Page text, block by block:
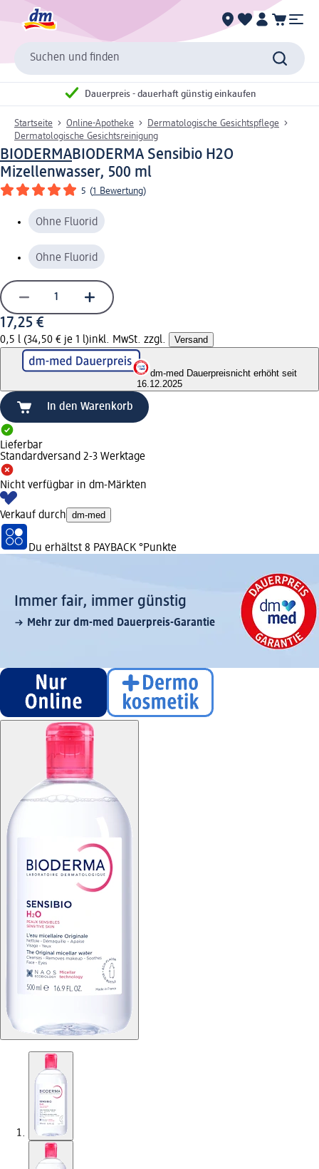
Suchen und finden
Dauerpreis - dauerhaft günstig einkaufen
Startseite Online-Apotheke
Dermatologische Gesichtspflege
Dermatologische Gesichtsreinigung
BIODERMABIODERMA Sensibio H2O
Mizellenwasser, 500 ml
5 (1 Bewertung)
Ohne Fluorid
Ohne Fluorid
17,25 €
0,5 l (34,50 € je 1 l)inkl. MwSt. zzgl. Versand
dm-med Dauerpreisnicht erhöht seit
16.12.2025
In den Warenkorb
Lieferbar
Standardversand 2-3 Werktage
Nicht verfügbar in dm-Märkten
Verkauf durch dm-med
Du erhältst 8 PAYBACK °Punkte
Immer fair,­ immer günstig
Mehr zur dm-med Dauerpreis-Garantie